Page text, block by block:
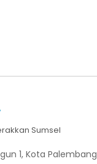
Sumsel
1, Kota Palembang